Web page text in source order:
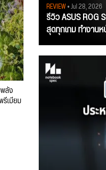
REVIEW• Jul 28, 2026
รีวิว ASUS ROG
สุดทุกเกม ทำงาน
ลัง
รีเมียม